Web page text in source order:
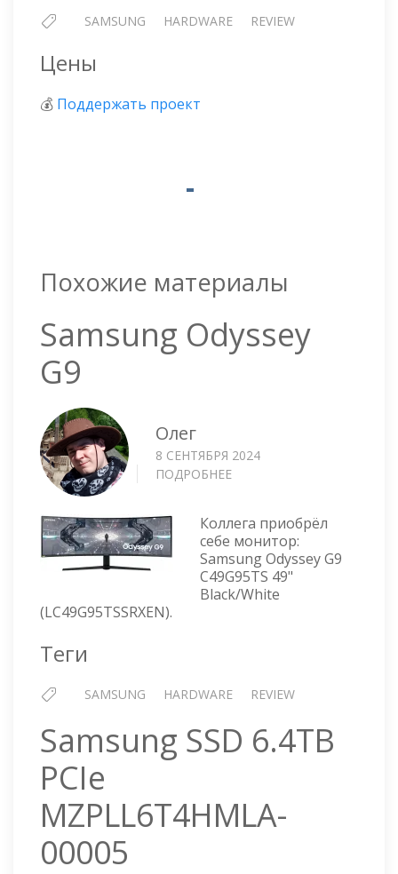
SAMSUNG HARDWARE REVIEW
Цены
💰 Поддержать проект
Похожие материалы
Samsung Odyssey
G9
Олег
8 СЕНТЯБРЯ 2024
ПОДРОБНЕЕ
G9
Коллега приобрёл
себе монитор:
Samsung Odyssey G9
C49G95TS 49"
Black/White
(LC49G95TSSRXEN).
Теги
SAMSUNG HARDWARE REVIEW
Samsung SSD 6.4TB
PCIe
MZPLL6T4HMLA-
00005